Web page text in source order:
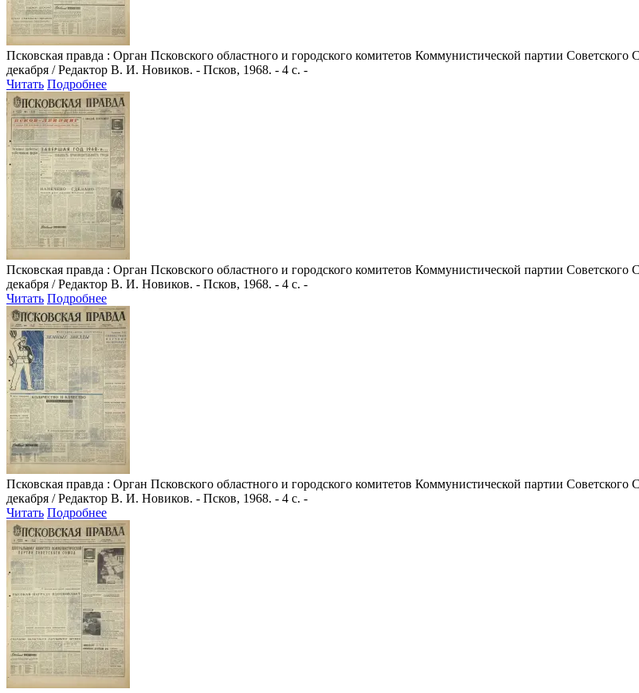
Псковская правда : Орган Псковского областного и городского комитетов Коммунистической партии
декабря / Редактор В. И. Новиков. - Псков, 1968. - 4 с. -
Читать Подробнее
Псковская правда : Орган Псковского областного и городского комитетов Коммунистической партии
декабря / Редактор В. И. Новиков. - Псков, 1968. - 4 с. -
Читать Подробнее
Псковская правда : Орган Псковского областного и городского комитетов Коммунистической партии
декабря / Редактор В. И. Новиков. - Псков, 1968. - 4 с. -
Читать Подробнее